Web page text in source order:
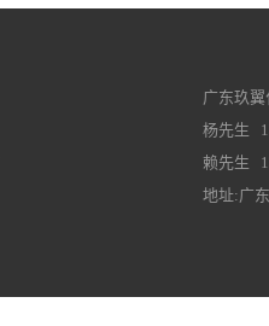
广东玖
杨先生
赖先生
地址:广